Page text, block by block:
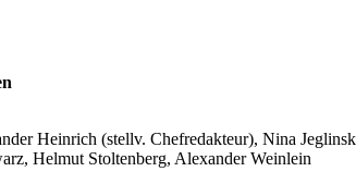
Heinrich (stellv. Chefredakteur), Nina
Helmut Stoltenberg, Alexander Weinlein